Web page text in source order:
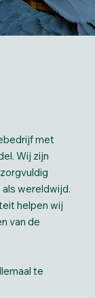
met
Wij zijn
wereldwijd.
helpen wij
van de
te